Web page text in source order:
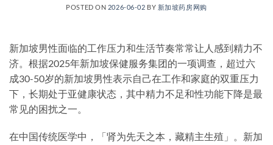
POSTED ON 2026-06-02 BY 新加坡药房网购
新加坡男性面临的工作压力和生活节奏常常让人感到精力不
济。根据2025年新加坡保健服务集团的一项调查，超过六
成30-50岁的新加坡男性表示自己在工作和家庭的双重压力
下，长期处于亚健康状态，其中精力不足和性功能下降是最
常见的困扰之一。
在中国传统医学中，「肾为先天之本，藏精主生殖」。新加